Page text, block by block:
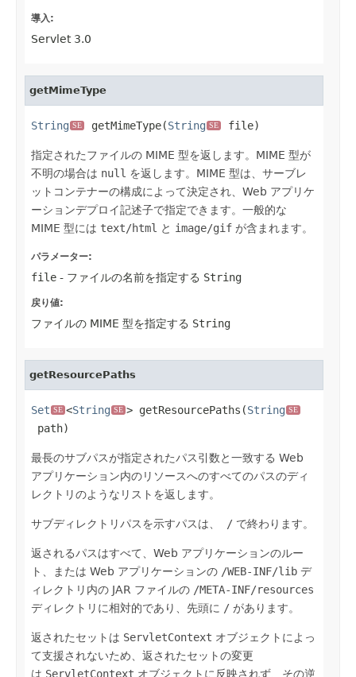
導入:
Servlet 3.0
getMimeType
String SE getMimeType(String SE file)
指定されたファイルの MIME 型を返します。MIME 型が
不明の場合は null を返します。MIME 型は、サーブレ
ットコンテナーの構成によって決定され、Web アプリケ
ーションデプロイ記述子で指定できます。一般的な
MIME 型には text/html と image/gif が含まれます。
パラメーター:
file - ファイルの名前を指定する String
戻り値:
ファイルの MIME 型を指定する String
getResourcePaths
Set SE <String SE > getResourcePaths(String SE
path)
最長のサブパスが指定されたパス引数と一致する Web
アプリケーション内のリソースへのすべてのパスのディ
レクトリのようなリストを返します。
サブディレクトリパスを示すパスは、 / で終わります。
返されるパスはすべて、Web アプリケーションのルー
ト、または Web アプリケーションの /WEB-INF/lib デ
ィレクトリ内の JAR ファイルの /META-INF/resources
ディレクトリに相対的であり、先頭に / があります。
返されたセットは ServletContext オブジェクトによっ
て支援されないため、返されたセットの変更
は ServletContext オブジェクトに反映されず、その逆